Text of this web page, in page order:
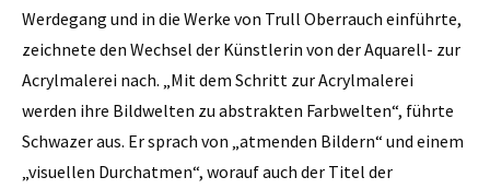
Werdegang und in die Werke von Trull Oberrauch einführte,
zeichnete den Wechsel der Künstlerin von der Aquarell- zur
Acrylmalerei nach. „Mit dem Schritt zur Acrylmalerei
werden ihre Bildwelten zu abstrakten Farbwelten“, führte
Schwazer aus. Er sprach von „atmenden Bildern“ und einem
„visuellen Durchatmen“, worauf auch der Titel der